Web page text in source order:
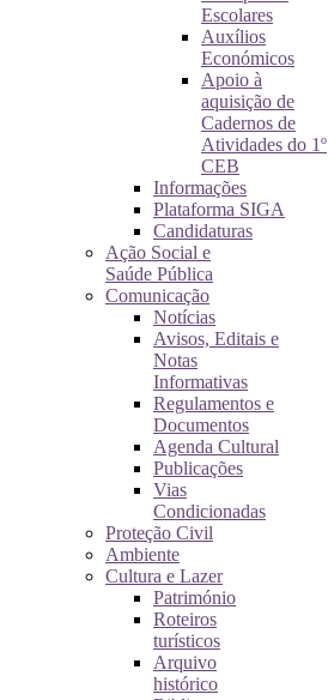
Escolares
Auxílios
Económicos
Apoio à
aquisição de
Cadernos de
Atividades do 1º
CEB
Informações
Plataforma SIGA
Candidaturas
Ação Social e
Saúde Pública
Comunicação
Notícias
Avisos, Editais e
Notas
Informativas
Regulamentos e
Documentos
Agenda Cultural
Publicações
Vias
Condicionadas
Proteção Civil
Ambiente
Cultura e Lazer
Património
Roteiros
turísticos
Arquivo
histórico